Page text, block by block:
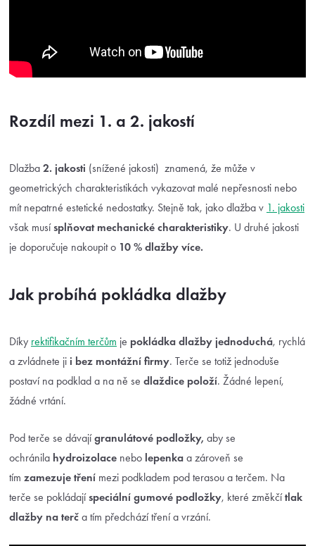
Rozdíl mezi 1. a 2. jakostí
Dlažba 2. jakosti (snížené jakosti) znamená, že může v
geometrických charakteristikách vykazovat malé nepřesnosti nebo
mít nepatrné estetické nedostatky. Stejně tak, jako dlažba v 1. jakosti
však musísplňovat mechanické charakteristiky. U druhé jakosti
je doporučuje nakoupit o 10 % dlažby více.
Jak probíhá pokládka dlažby
Díky rektifikačním terčům je pokládka dlažby jednoduchá, rychlá
a zvládnete ji i bez montážní firmy. Terče se totiž jednoduše
postaví na podklad a na ně se dlaždice položí. Žádné lepení,
žádné vrtání.
Pod terče se dávajígranulátové podložky, aby se
ochránila hydroizolace nebo lepenka a zároveň se
tím zamezuje tření mezi podkladem pod terasou a terčem. Na
terče se pokládajíspeciální gumové podložky, které změkčítlak
dlažby na terč a tím předchází tření a vrzání.